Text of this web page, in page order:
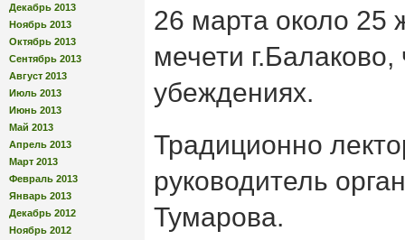
Декабрь 2013
Ноябрь 2013
Октябрь 2013
Сентябрь 2013
Август 2013
Июль 2013
Июнь 2013
Май 2013
Апрель 2013
Март 2013
Февраль 2013
Январь 2013
Декабрь 2012
Ноябрь 2012
26 марта около 25
мечети
убеждениях.
Традиционно
руководитель
Тумарова.